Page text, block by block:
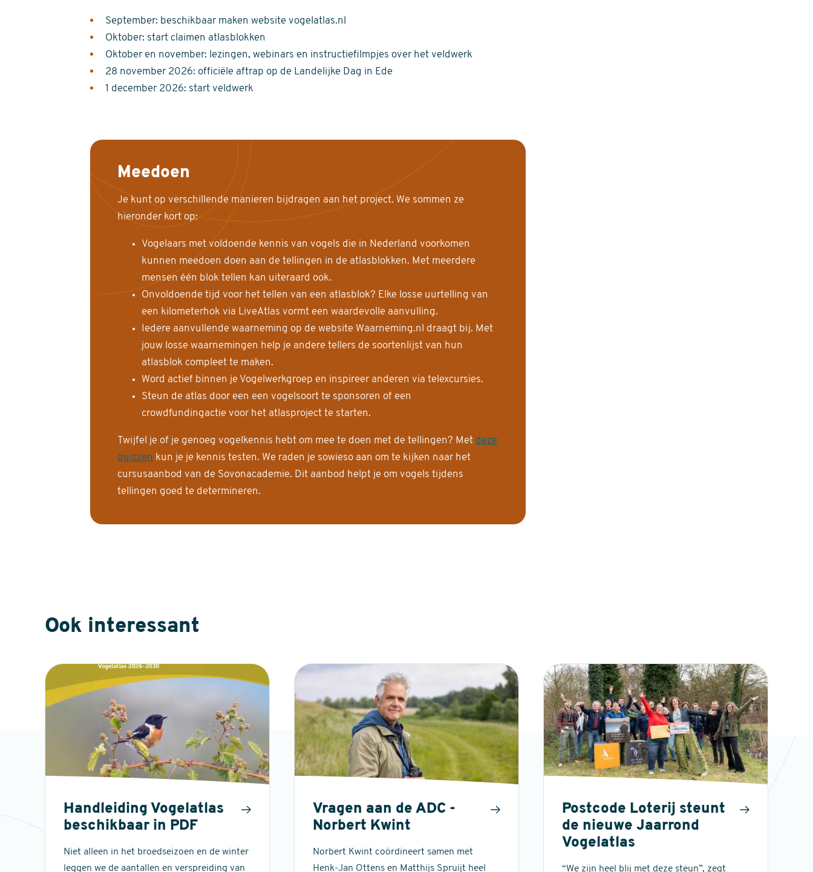
September: beschikbaar maken website vogelatlas.nl
Oktober: start claimen atlasblokken
Oktober en november: lezingen, webinars en instructiefilmpjes over het veldwerk
28 november 2026: officiële aftrap op de Landelijke Dag in Ede
1 december 2026: start veldwerk
Meedoen
Je kunt op verschillende manieren bijdragen aan het project. We sommen ze
hieronder kort op:
Vogelaars met voldoende kennis van vogels die in Nederland voorkomen
kunnen meedoen doen aan de tellingen in de atlasblokken. Met meerdere
mensen één blok tellen kan uiteraard ook.
Onvoldoende tijd voor het tellen van een atlasblok? Elke losse uurtelling van
een kilometerhok via LiveAtlas vormt een waardevolle aanvulling.
Iedere aanvullende waarneming op de website Waarneming.nl draagt bij. Met
jouw losse waarnemingen help je andere tellers de soortenlijst van hun
atlasblok compleet te maken.
Word actief binnen je Vogelwerkgroep en inspireer anderen via telexcursies.
Steun de atlas door een een vogelsoort te sponsoren of een
crowdfundingactie voor het atlasproject te starten.
Twijfel je of je genoeg vogelkennis hebt om mee te doen met de tellingen? Met deze
quizzen kun je je kennis testen. We raden je sowieso aan om te kijken naar het
cursusaanbod van de Sovonacademie. Dit aanbod helpt je om vogels tijdens
tellingen goed te determineren.
Ook interessant
Handleiding Vogelatlas
beschikbaar in PDF
Niet alleen in het broedseizoen en de winter
leggen we de aantallen en verspreiding van
Vragen aan de ADC -
Norbert Kwint
Norbert Kwint coördineert samen met
Henk-Jan Ottens en Matthijs Spruijt heel
Postcode Loterij steunt
de nieuwe Jaarrond
Vogelatlas
“We zijn heel blij met deze steun”, zegt